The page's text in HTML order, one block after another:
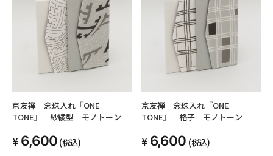
京友禅 念珠入れ『ONE
TONE』 紗綾型 モノトーン
6,600 (税込)
京友禅 念珠入れ『ONE
TONE』 格子 モノトーン
6,600 (税込)